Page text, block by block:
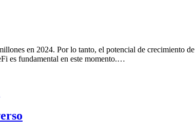
en 2024. Por lo tanto, el potencial de crecimiento de
es fundamental en este momento.…